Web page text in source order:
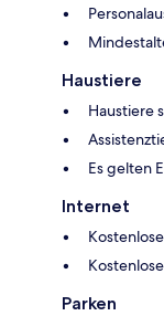
Haustiere
Haustiere
Es gelten
Internet
Parken